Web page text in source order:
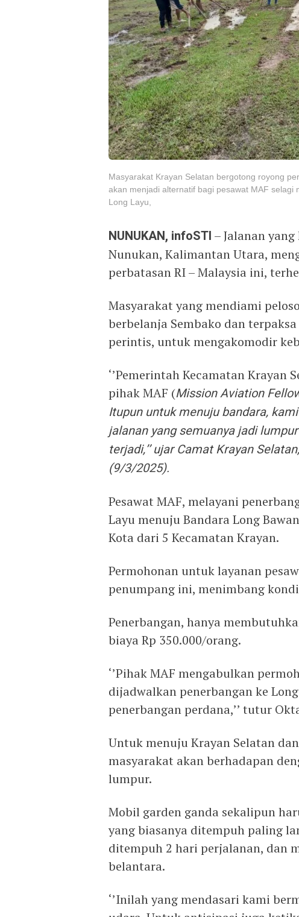
Masyarakat Krayan Selatan bergotong royong
akan menjadi alternatif bagi pesawat MAF selagi
Long Layu,
NUNUKAN, infoSTI – Jalanan
Nunukan, Kalimantan Utara,
perbatasan RI – Malaysia ini,
Masyarakat yang mendiami
berbelanja Sembako dan
perintis, untuk mengakomodir
‘’Pemerintah Kecamatan Krayan
pihak MAF (Mission Aviation
Itupun untuk menuju bandara,
jalanan yang semuanya jadi
terjadi,’’ ujar Camat Krayan
(9/3/2025).
Pesawat MAF, melayani
Layu menuju Bandara Long
Kota dari 5 Kecamatan Krayan.
Permohonan untuk layanan
penumpang ini, menimbang
Penerbangan, hanya
biaya Rp 350.000/orang.
‘’Pihak MAF mengabulkan
dijadwalkan penerbangan ke
penerbangan perdana,’’ tutur
Untuk menuju Krayan Selatan
masyarakat akan berhadapan
lumpur.
Mobil garden ganda sekalipun
yang biasanya ditempuh paling
ditempuh 2 hari perjalanan, dan
belantara.
‘’Inilah yang mendasari kami